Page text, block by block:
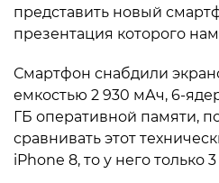
представить новый
презентация которого
Смартфон снабдили
емкостью 2 930 мАч, 6-
ГБ оперативной памяти,
сравнивать этот
iPhone 8, то у него только